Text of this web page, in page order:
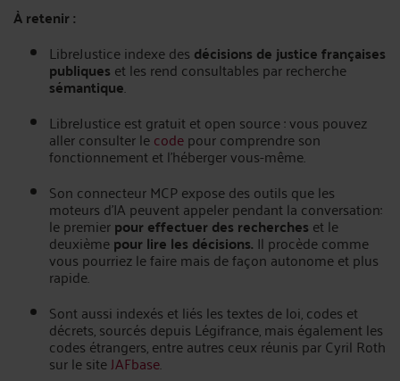
À retenir :
LibreJustice indexe des décisions de justice françaises
publiques et les rend consultables par recherche
sémantique.
LibreJustice est gratuit et open source : vous pouvez
aller consulter lecodepour comprendre son
fonctionnement et l'héberger vous-même.
Son connecteur MCP expose des outils que les
moteurs d’IA peuvent appeler pendant la conversation:
le premierpour effectuer des recherches et le
deuxièmepour lire les décisions. Il procèdecomme
vous pourriez le faire mais de façon autonome et plus
rapide.
Sont aussi indexés et liés les textes de loi, codes et
décrets, sourcés depuis Légifrance, mais également les
codes étrangers, entre autres ceux réunis par Cyril Roth
sur le siteJAFbase.